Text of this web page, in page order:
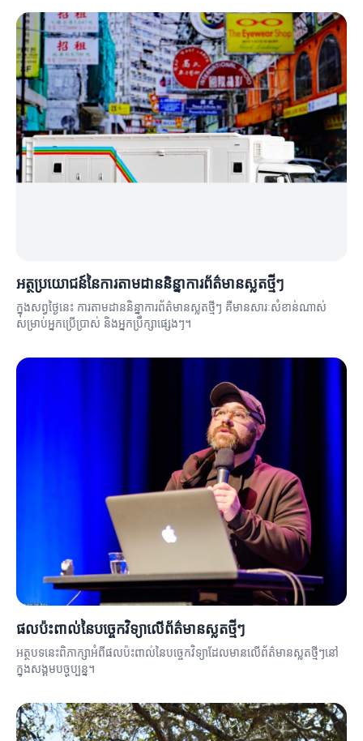
អត្ថប្រយោជន៍នៃការតាមដាននិន្នាការព័ត៌មានស្លតថ្មីៗ
ក្នុងសព្វថ្ងៃនេះ ការតាមដាននិន្នាការព័ត៌មានស្លតថ្មីៗ គឺមានសារៈសំខាន់ណាស់
សម្រាប់អ្នកប្រើប្រាស់ និងអ្នកប្រឹក្សាផ្សេងៗ។
ផលប៉ះពាល់នៃបច្ចេកវិទ្យាលើព័ត៌មានស្លតថ្មីៗ
អត្ថបទនេះពិភាក្សាអំពីផលប៉ះពាល់នៃបច្ចេកវិទ្យាដែលមានលើព័ត៌មានស្លតថ្មីៗនៅ
ក្នុងសង្គមបច្ចុប្បន្ន។